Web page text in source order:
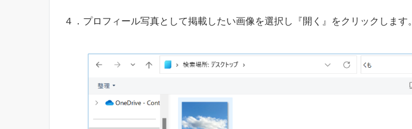
４．プロフィール写真として掲載したい画像を選択し『開く』をクリックします。